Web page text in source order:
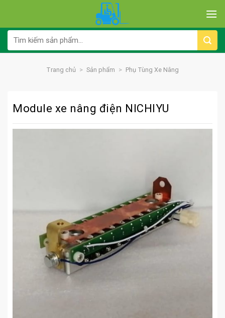
content
kiếm:
Trang chủ > Sản phẩm > Phụ Tùng Xe Nâng
Module xe nâng điện NICHIYU